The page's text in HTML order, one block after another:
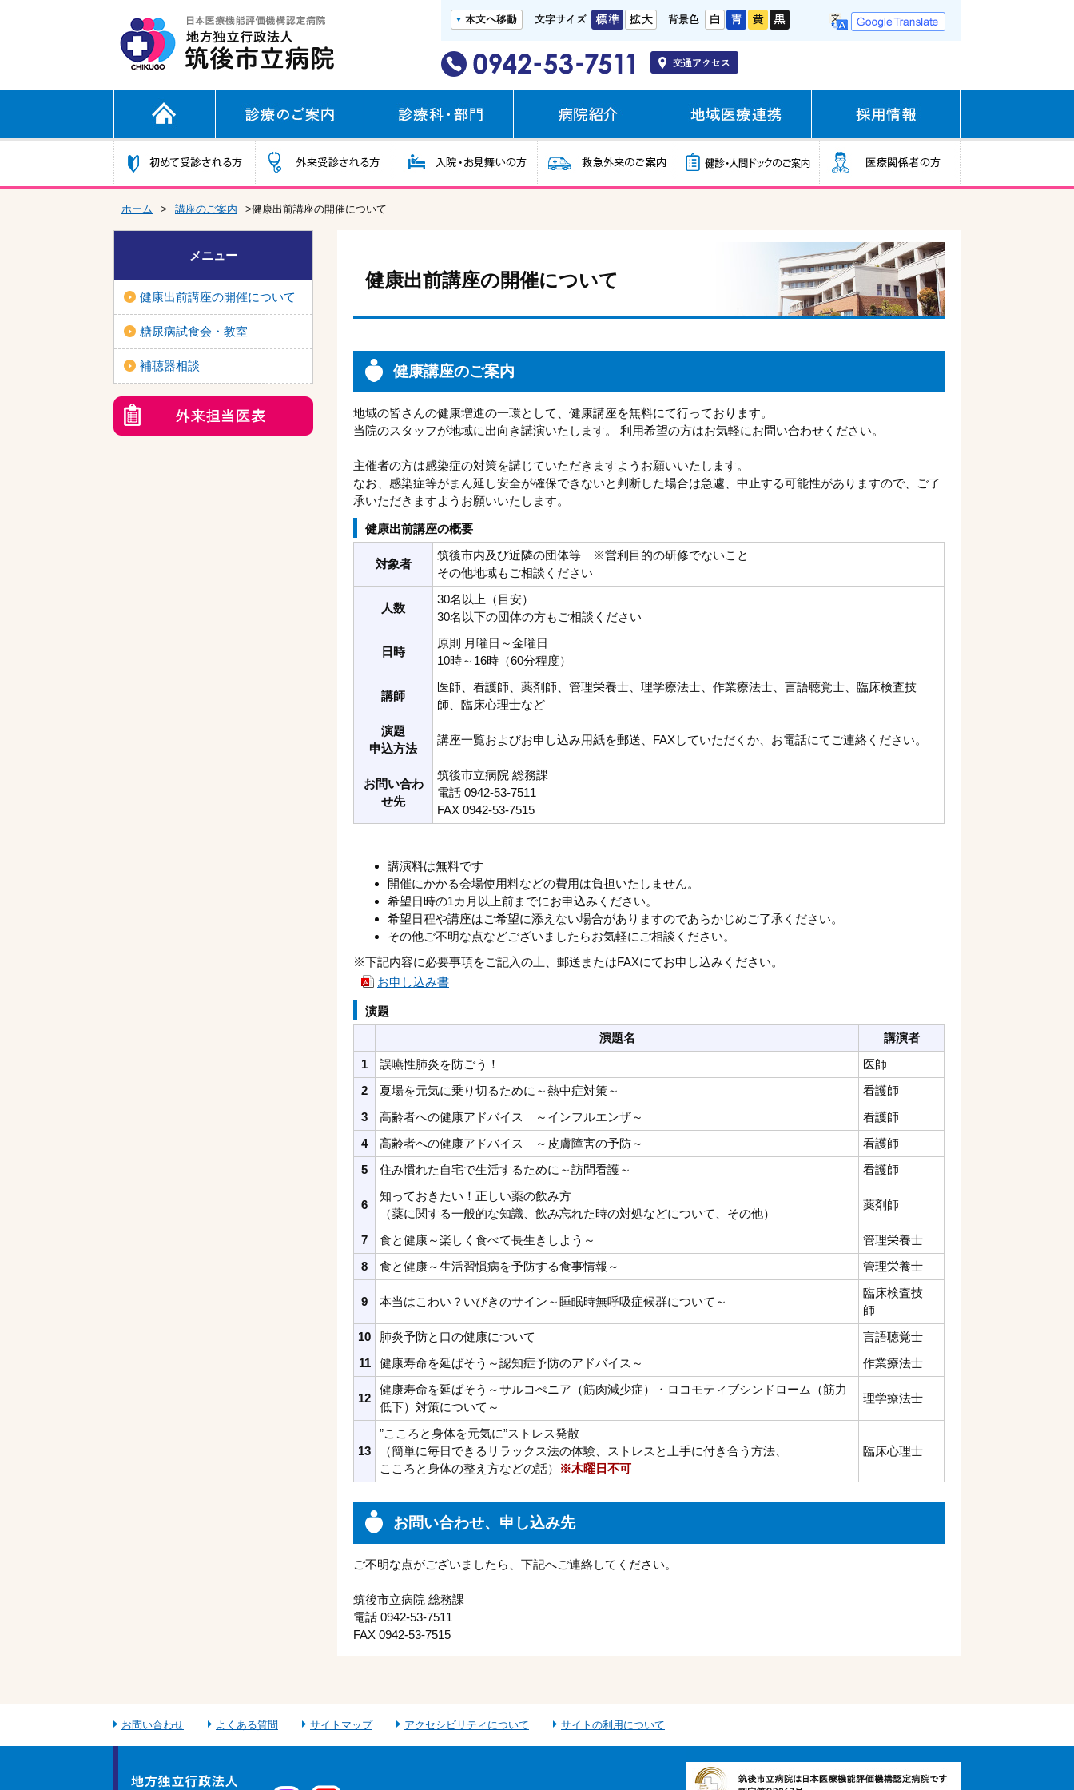
ホーム > 講座のご案内 >健康出前講座の開催について
メニュー
健康出前講座の開催について
糖尿病試食会・教室
補聴器相談
健康出前講座の開催について
健康講座のご案内
地域の皆さんの健康増進の一環として、健康講座を無料にて行っております。
当院のスタッフが地域に出向き講演いたします。 利用希望の方はお気軽にお問い合わせください。
主催者の方は感染症の対策を講じていただきますようお願いいたします。
なお、感染症等がまん延し安全が確保できないと判断した場合は急遽、中止する可能性がありますので、ご了
承いただきますようお願いいたします。
健康出前講座の概要
対象者
筑後市内及び近隣の団体等 ※営利目的の研修でないこと
その他地域もご相談ください
人数
30名以上（目安）
30名以下の団体の方もご相談ください
日時
原則 月曜日～金曜日
10時～16時（60分程度）
講師
医師、看護師、薬剤師、管理栄養士、理学療法士、作業療法士、言語聴覚士、臨床検査技
師、臨床心理士など
演題
申込方法
講座一覧およびお申し込み用紙を郵送、FAXしていただくか、お電話にてご連絡ください。
お問い合わ
せ先
筑後市立病院 総務課
電話 0942-53-7511
FAX 0942-53-7515
講演料は無料です
開催にかかる会場使用料などの費用は負担いたしません。
希望日時の1カ月以上前までにお申込みください。
希望日程や講座はご希望に添えない場合がありますのであらかじめご了承ください。
その他ご不明な点などございましたらお気軽にご相談ください。
※下記内容に必要事項をご記入の上、郵送またはFAXにてお申し込みください。
お申し込み書
演題
演題名
講演者
1
誤嚥性肺炎を防ごう！
医師
2
夏場を元気に乗り切るために～熱中症対策～
看護師
3
高齢者への健康アドバイス ～インフルエンザ～
看護師
4
高齢者への健康アドバイス ～皮膚障害の予防～
看護師
5
住み慣れた自宅で生活するために～訪問看護～ 看護師
6
知っておきたい！正しい薬の飲み方
（薬に関する一般的な知識、飲み忘れた時の対処などについて、その他）
薬剤師
7 食と健康～楽しく食べて長生きしよう～
管理栄養士
8
食と健康～生活習慣病を予防する食事情報～ 管理栄養士
9 本当はこわい？いびきのサイン～睡眠時無呼吸症候群について～
臨床検査技
師
10
肺炎予防と口の健康について
言語聴覚士
11
健康寿命を延ばそう～認知症予防のアドバイス～ 作業療法士
12
健康寿命を延ばそう～サルコぺニア（筋肉減少症）・ロコモティブシンドローム（筋力
低下）対策について～
理学療法士
13
”こころと身体を元気に”ストレス発散
（簡単に毎日できるリラックス法の体験、ストレスと上手に付き合う方法、
こころと身体の整え方などの話）
※木曜日不可
臨床心理士
お問い合わせ、申し込み先
ご不明な点がございましたら、下記へご連絡してください。
筑後市立病院 総務課
電話 0942-53-7511
FAX 0942-53-7515
お問い合わせ よくある質問 サイトマップ アクセシビリティについて サイトの利用について